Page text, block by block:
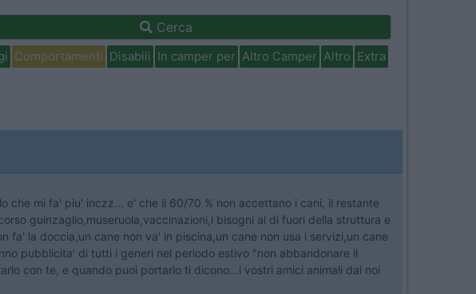
Cerca
Comportamenti Disabili In camper per Altro Camper Altro Extra
che mi fa' piu' inczz... e' che il 60/70 % non accettano i cani, il restante
guinzaglio,museruola,vaccinazioni,i bisogni al di fuori della struttura e
la doccia,un cane non va' in piscina,un cane non usa i servizi,un cane
pubblicita' di tutti i generi nel periodo estivo "non abbandonare il
con te, e quando puoi portarlo ti dicono...i vostri amici animali dai noi